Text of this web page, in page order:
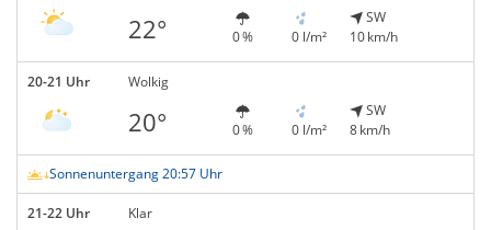
22° 0 % 0 l/m²
SW
10 km/h
20-21 Uhr Wolkig
20° 0 % 0 l/m²
SW
8 km/h
Sonnenuntergang 20:57 Uhr
21-22 Uhr Klar